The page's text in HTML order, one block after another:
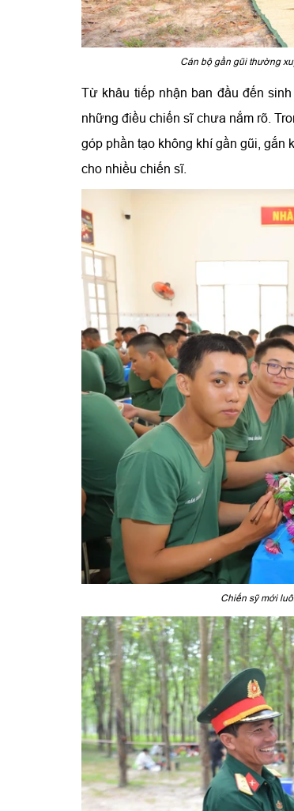
Cán bộ gần gũi thường
Từ khâu tiếp nhận ban đầu đến
những điều chiến sĩ chưa nắm rõ.
góp phần tạo không khí gần gũi, gắn
cho nhiều chiến sĩ.
Chiến sỹ mới